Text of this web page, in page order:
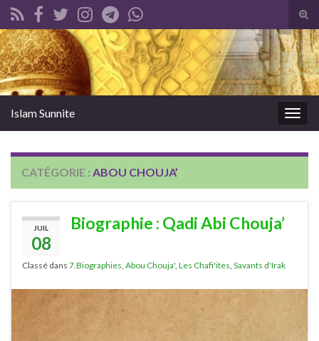
Search for:
Islam Sunnite
CATÉGORIE : ABOU CHOUJA’
JUIL
08
Biographie : Qadi Abi Chouja’
Classé dans 7.Biographies Abou Chouja' Les Chafi'ites Savants d'Irak